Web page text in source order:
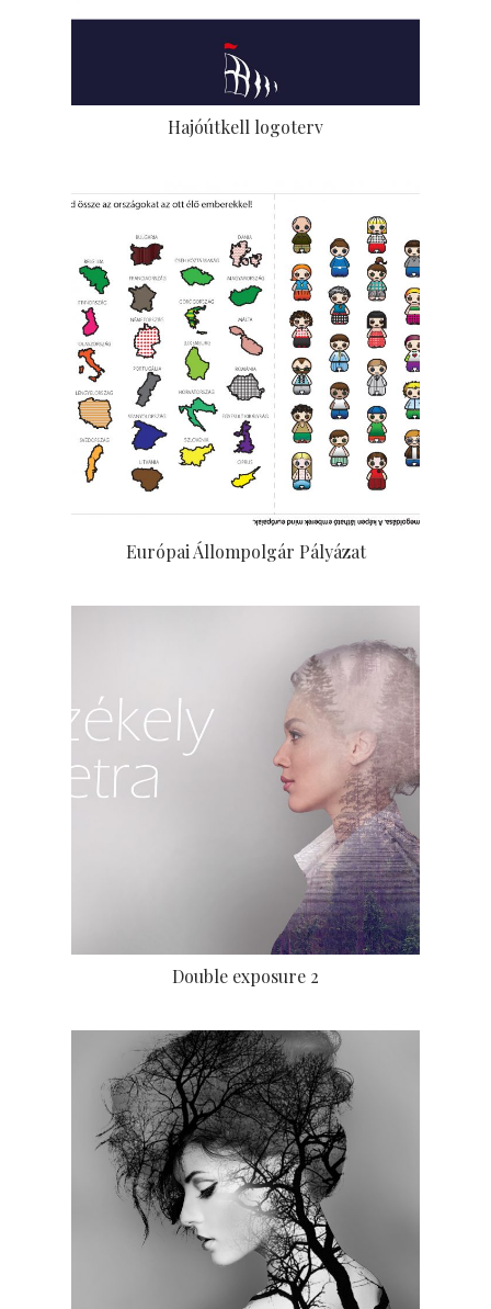
Hajóútkell logoterv
Európai Állompolgár Pályázat
Double exposure 2